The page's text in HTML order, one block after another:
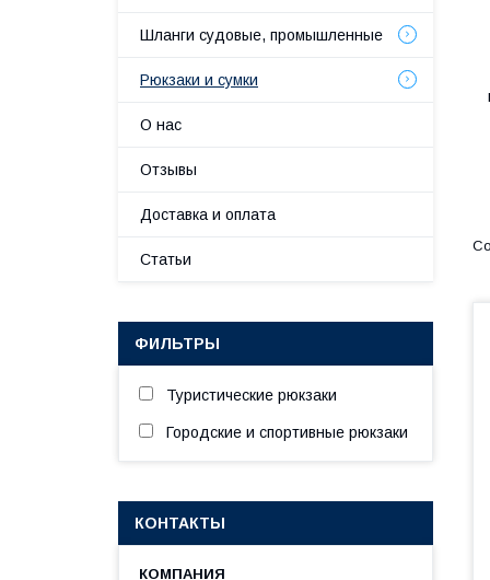
Шланги судовые, промышленные
Рюкзаки и сумки
О нас
Отзывы
Доставка и оплата
Статьи
ФИЛЬТРЫ
Туристические рюкзаки
Городские и спортивные рюкзаки
КОНТАКТЫ